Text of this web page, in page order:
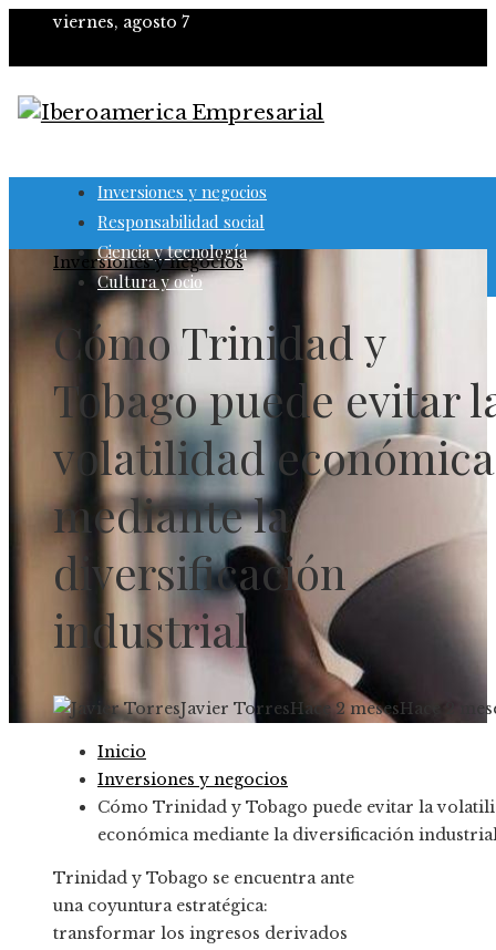
viernes, agosto 7
Inversiones y negocios
Responsabilidad social
Ciencia y tecnología
Cultura y ocio
Inversiones y negocios
Cómo Trinidad y
Tobago puede evitar
volatilidad económica
mediante la
diversificación
industrial
Javier TorresHace 2 mesesHace 2
Inicio
Inversiones y negocios
Cómo Trinidad y Tobago puede evitar la
económica mediante la diversificación
Trinidad y Tobago se encuentra ante
una coyuntura estratégica:
transformar los ingresos derivados